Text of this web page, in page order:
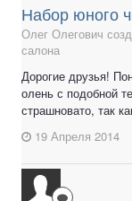
Набор юного
Олег Олегович
салона
Дорогие друзья!
олень с подобной
страшновато, так
19 Апреля 2014